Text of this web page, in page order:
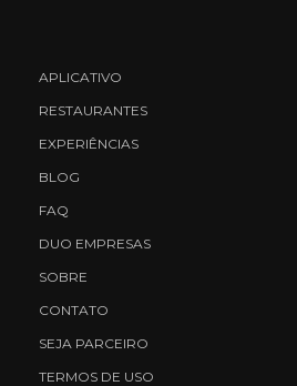
APLICATIVO
RESTAURANTES
EXPERIÊNCIAS
BLOG
FAQ
DUO EMPRESAS
SOBRE
CONTATO
SEJA PARCEIRO
TERMOS DE USO